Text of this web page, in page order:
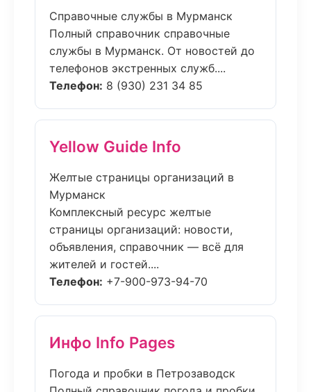
Справочные службы в Мурманск
Полный справочник справочные
службы в Мурманск. От новостей до
телефонов экстренных служб....
Телефон: 8 (930) 231 34 85
Yellow Guide Info
Желтые страницы организаций в
Мурманск
Комплексный ресурс желтые
страницы организаций: новости,
объявления, справочник — всё для
жителей и гостей....
Телефон: +7-900-973-94-70
Инфо Info Pages
Погода и пробки в Петрозаводск